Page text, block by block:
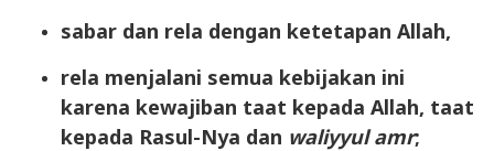
sabar dan rela dengan ketetapan Allah,
rela menjalani semua kebijakan ini
karena kewajiban taat kepada Allah, taat
kepada Rasul-Nya dan waliyyul amr;